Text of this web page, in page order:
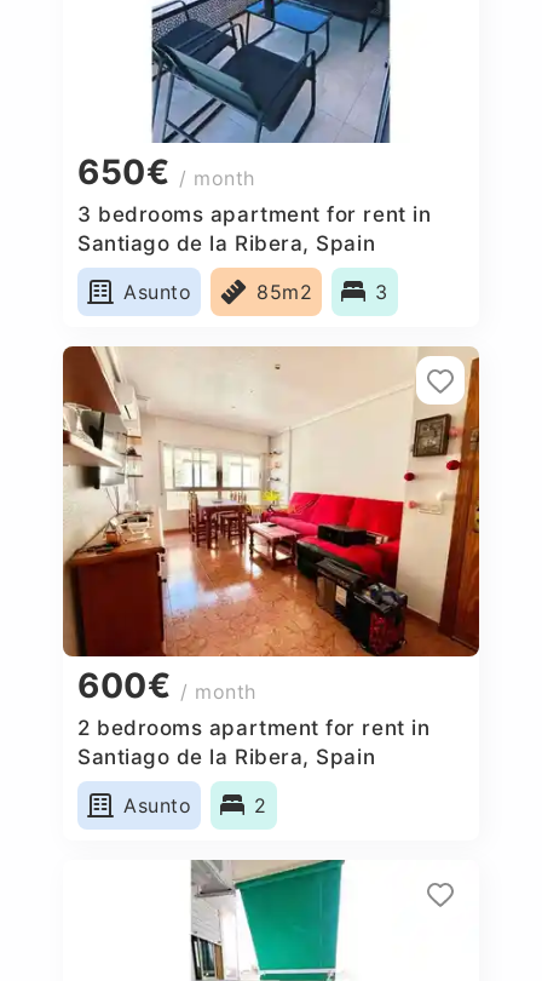
650€ / month
3 bedrooms apartment for rent in
Santiago de la Ribera, Spain
Asunto
85m2 3
600€ / month
2 bedrooms apartment for rent in
Santiago de la Ribera, Spain
Asunto
2